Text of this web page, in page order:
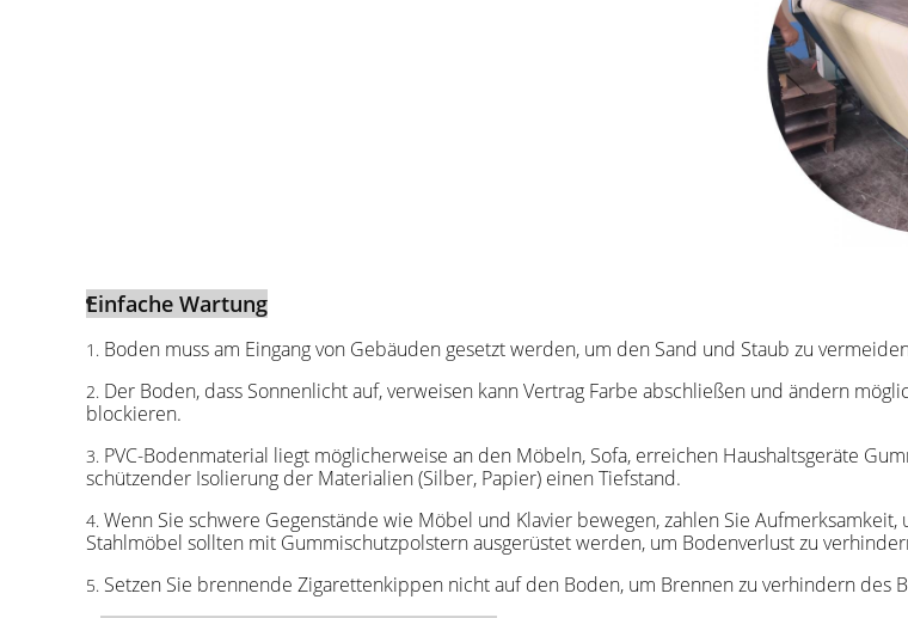
Einfache Wartung
1. Boden muss am Eingang von Gebäuden gesetzt werden, um den Sand und Staub zu
2. Der Boden, dass Sonnenlicht auf, verweisen kann Vertrag Farbe abschließen und ändern
blockieren.
3. PVC-Bodenmaterial liegt möglicherweise an den Möbeln, Sofa, erreichen Haushaltsgeräte
schützender Isolierung der Materialien (Silber, Papier) einen Tiefstand.
4. Wenn Sie schwere Gegenstände wie Möbel und Klavier bewegen, zahlen Sie
Stahlmöbel sollten mit Gummischutzpolstern ausgerüstet werden, um Bodenverlust zu
5. Setzen Sie brennende Zigarettenkippen nicht auf den Boden, um Brennen zu verhindern des